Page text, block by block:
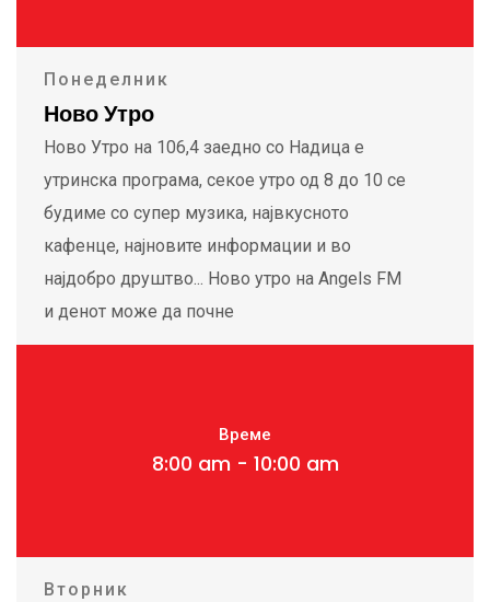
Понеделник
Ново Утро
Ново Утро на 106,4 заедно со Надица е
утринска програма, секое утро од 8 до 10 се
будиме со супер музика, највкусното
кафенце, најновите информации и во
најдобро друштво... Ново утро на Angels FM
и денот може да почне
Време
8:00 am - 10:00 am
Вторник